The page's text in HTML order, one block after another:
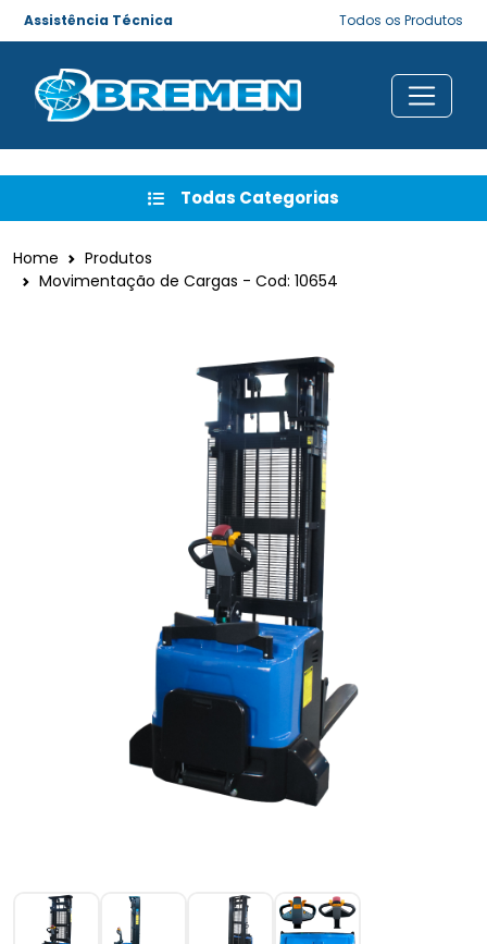
Assistência Técnica Todos os Produtos
Todas Categorias
Home
Produtos
Movimentação de Cargas - Cod: 10654